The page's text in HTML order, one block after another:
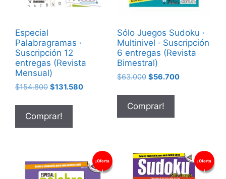
Especial
Palabragramas ·
Suscripción 12
entregas (Revista
Mensual)
$154.800 $131.580
Comprar!
Sólo Juegos Sudoku ·
Multinivel · Suscripción
6 entregas (Revista
Bimestral)
$63.000 $56.700
Comprar!
¡Oferta
!
¡Oferta
!